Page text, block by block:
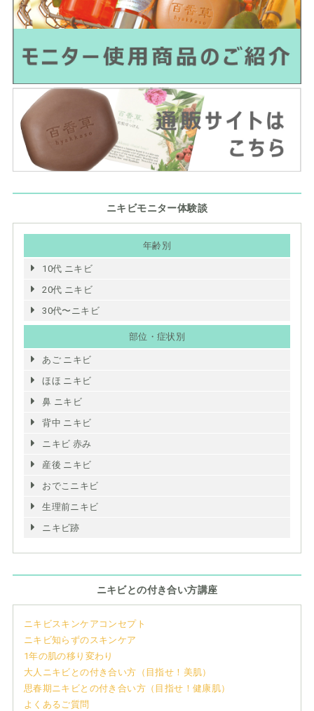
ニキビモニター体験談
年齢別
10代 ニキビ
20代 ニキビ
30代〜ニキビ
部位・症状別
あご ニキビ
ほほ ニキビ
鼻 ニキビ
背中 ニキビ
ニキビ 赤み
産後 ニキビ
おでこニキビ
生理前ニキビ
ニキビ跡
ニキビとの付き合い方講座
ニキビスキンケアコンセプト
ニキビ知らずのスキンケア
1年の肌の移り変わり
大人ニキビとの付き合い方（目指せ！美肌）
思春期ニキビとの付き合い方（目指せ！健康肌）
よくあるご質問